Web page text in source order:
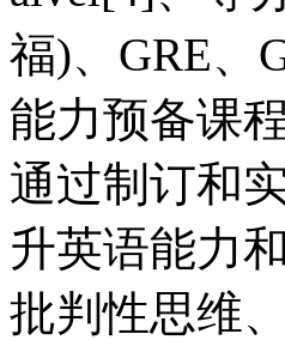
福)、GRE、
能力预备课
通过制订和
升英语能力
批判性思维